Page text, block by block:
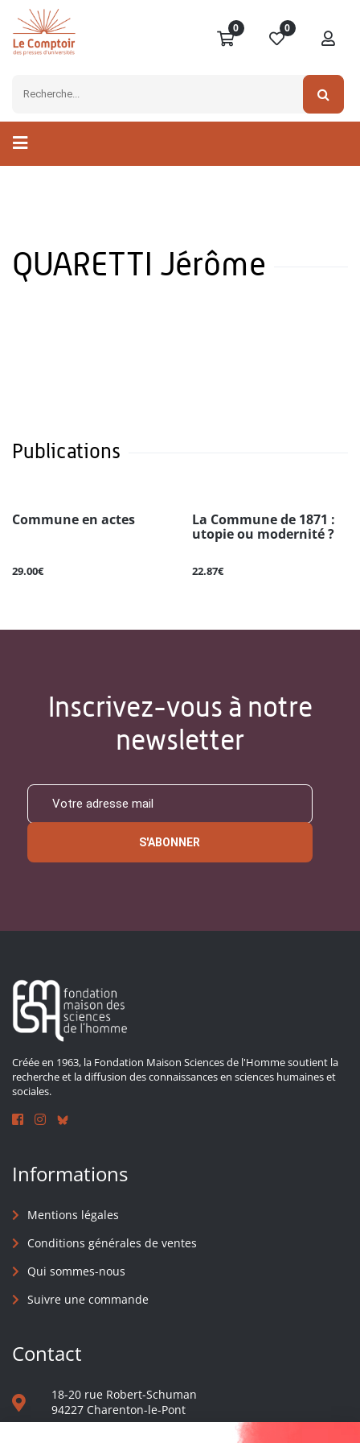
0 0
QUARETTI Jérôme
Publications
Commune en actes
29.00€
La Commune de 1871 :
utopie ou modernité ?
22.87€
Inscrivez-vous à notre
newsletter
S'ABONNER
Créée en 1963, la Fondation Maison Sciences de l'Homme soutient la
recherche et la diffusion des connaissances en sciences humaines et
sociales.
Informations
Mentions légales
Conditions générales de ventes
Qui sommes-nous
Suivre une commande
Contact
18-20 rue Robert-Schuman
94227 Charenton-le-Pont